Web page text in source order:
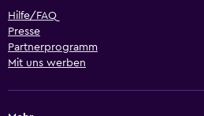
Hilfe/FAQ
Presse
Partnerprogramm
Mit uns werben